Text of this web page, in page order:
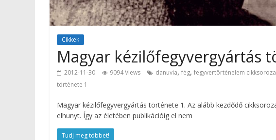
Cikkek
Magyar kézilőfegyvergyártás
2012-11-30 9094 Views danuvia, fég, fegyvertörténelem
története 1
Magyar kézilőfegyvergyártás története 1. Az alább kezdődő
elhunyt. Így az életében publikációig el nem
Tudj meg többet!